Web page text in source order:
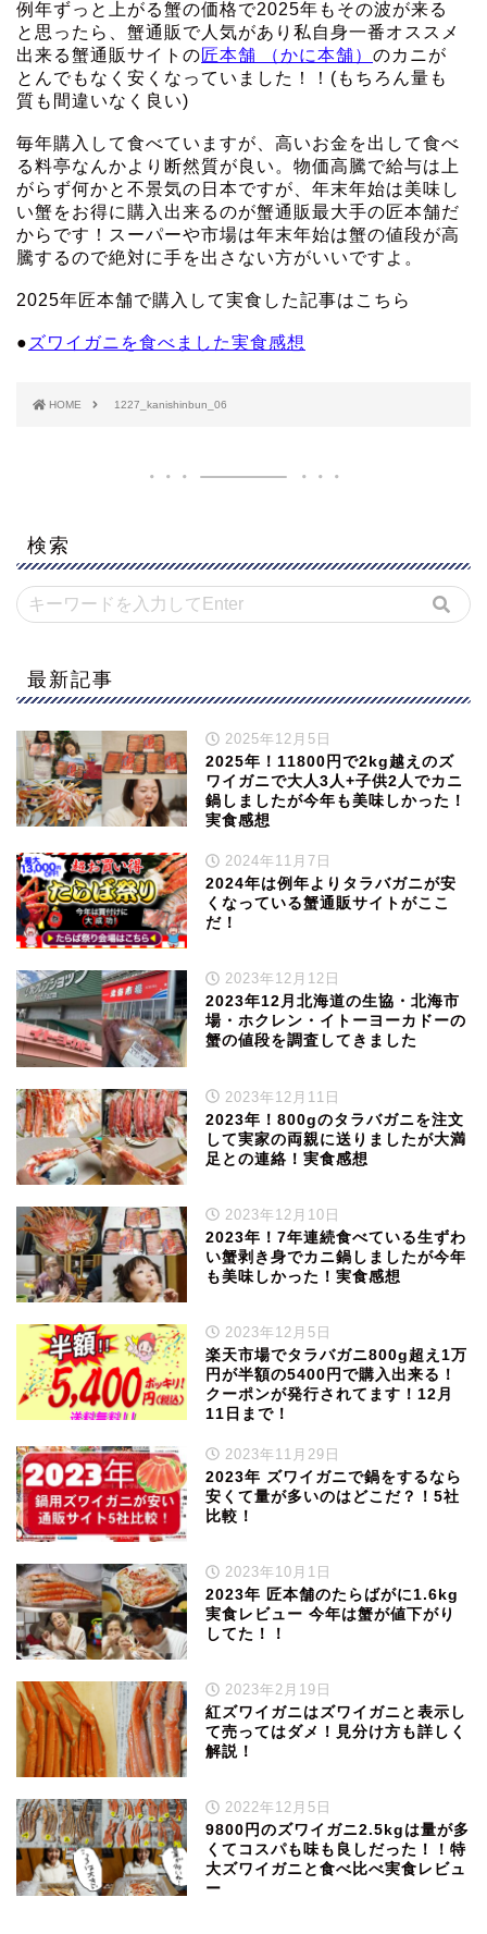
例年ずっと上がる蟹の価格で2025年もその波が来る
と思ったら、蟹通販で人気があり私自身一番オススメ
出来る蟹通販サイトの匠本舗 （かに本舗） のカニが
とんでもなく安くなっていました！！(もちろん量も
質も間違いなく良い)
毎年購入して食べていますが、高いお金を出して食べ
る料亭なんかより断然質が良い。物価高騰で給与は上
がらず何かと不景気の日本ですが、年末年始は美味し
い蟹をお得に購入出来るのが蟹通販最大手の匠本舗だ
からです！スーパーや市場は年末年始は蟹の値段が高
騰するので絶対に手を出さない方がいいですよ。
2025年匠本舗で購入して実食した記事はこちら
● ズワイガニを食べました実食感想
HOME 1227_kanishinbun_06
検索
最新記事
2025年12月5日
2025年！11800円で2kg越えのズ
ワイガニで大人3人+子供2人でカニ
鍋しましたが今年も美味しかった！
実食感想
2024年11月7日
2024年は例年よりタラバガニが安
くなっている蟹通販サイトがここ
だ！
2023年12月12日
2023年12月北海道の生協・北海市
場・ホクレン・イトーヨーカドーの
蟹の値段を調査してきました
2023年12月11日
2023年！800gのタラバガニを注文
して実家の両親に送りましたが大満
足との連絡！実食感想
2023年12月10日
2023年！7年連続食べている生ずわ
い蟹剥き身でカニ鍋しましたが今年
も美味しかった！実食感想
2023年12月5日
楽天市場でタラバガニ800g超え1万
円が半額の5400円で購入出来る！
クーポンが発行されてます！12月
11日まで！
2023年11月29日
2023年 ズワイガニで鍋をするなら
安くて量が多いのはどこだ？！5社
比較！
2023年10月1日
2023年 匠本舗のたらばがに1.6kg
実食レビュー 今年は蟹が値下がり
してた！！
2023年2月19日
紅ズワイガニはズワイガニと表示し
て売ってはダメ！見分け方も詳しく
解説！
2022年12月5日
9800円のズワイガニ2.5kgは量が多
くてコスパも味も良しだった！！特
大ズワイガニと食べ比べ実食レビュ
ー